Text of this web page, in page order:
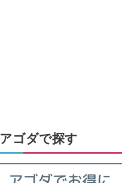
アゴダで探す